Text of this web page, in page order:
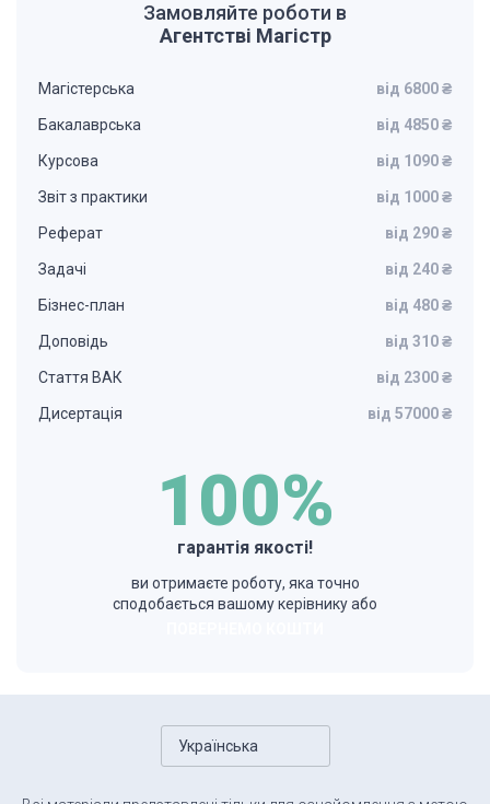
Замовляйте роботи в
Агентстві Магістр
Магістерська від 6800 ₴
Бакалаврська від 4850 ₴
Курсова від 1090 ₴
Звіт з практики від 1000 ₴
Реферат від 290 ₴
Задачі від 240 ₴
Бізнес-план від 480 ₴
Доповідь від 310 ₴
Стаття ВАК від 2300 ₴
Дисертація від 57000 ₴
100%
гарантія якості!
ви отримаєте роботу, яка точно
сподобається вашому керівнику або
Українська